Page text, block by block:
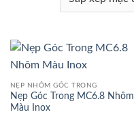
NẸP NHÔM GÓC TRONG
Nẹp Góc Trong MC6.8 Nhôm
Màu Inox